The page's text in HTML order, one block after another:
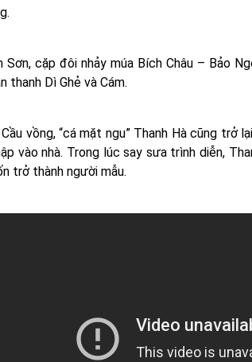
Sơn, cặp đôi nhảy múa Bích Châu – Bảo
thanh Dì Ghẻ và Cám.
vồng, “cá mặt ngu” Thanh Hà cũng trở
vào nhà. Trong lúc say sưa trình diễn,
trở thành người mẫu.